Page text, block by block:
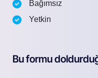
Bağımsız
Yetkin
Bu formu